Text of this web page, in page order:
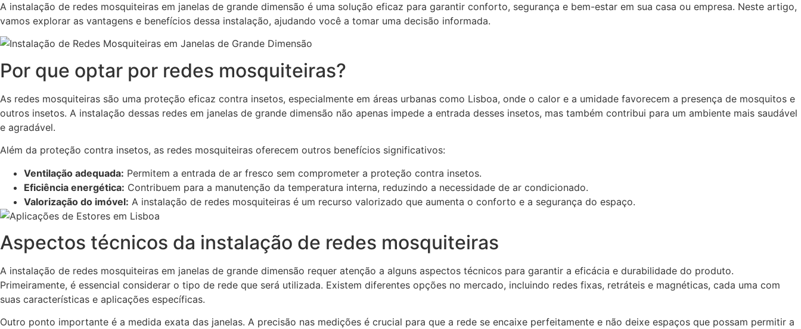
A instalação de redes mosquiteiras em janelas de grande dimensão é uma solução eficaz para garantir conforto, segurança e bem-estar em sua casa ou empresa. Neste artigo,
vamos explorar as vantagens e benefícios dessa instalação, ajudando você a tomar uma decisão informada.
Por que optar por redes mosquiteiras?
As redes mosquiteiras são uma proteção eficaz contra insetos, especialmente em áreas urbanas como Lisboa, onde o calor e a umidade favorecem a presença de mosquitos e
outros insetos. A instalação dessas redes em janelas de grande dimensão não apenas impede a entrada desses insetos, mas também contribui para um ambiente mais saudável
e agradável.
Além da proteção contra insetos, as redes mosquiteiras oferecem outros benefícios significativos:
Ventilação adequada: Permitem a entrada de ar fresco sem comprometer a proteção contra insetos.
Eficiência energética: Contribuem para a manutenção da temperatura interna, reduzindo a necessidade de ar condicionado.
Valorização do imóvel: A instalação de redes mosquiteiras é um recurso valorizado que aumenta o conforto e a segurança do espaço.
Aspectos técnicos da instalação de redes mosquiteiras
A instalação de redes mosquiteiras em janelas de grande dimensão requer atenção a alguns aspectos técnicos para garantir a eficácia e durabilidade do produto.
Primeiramente, é essencial considerar o tipo de rede que será utilizada. Existem diferentes opções no mercado, incluindo redes fixas, retráteis e magnéticas, cada uma com
suas características e aplicações específicas.
Outro ponto importante é a medida exata das janelas. A precisão nas medições é crucial para que a rede se encaixe perfeitamente e não deixe espaços que possam permitir a